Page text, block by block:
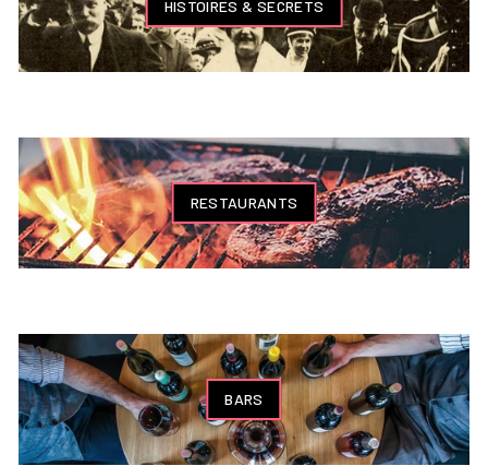
HISTOIRES & SECRETS
RESTAURANTS
BARS